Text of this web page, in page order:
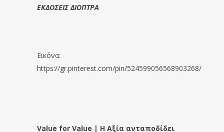
ΕΚΔΟΣΕΙΣ ΔΙΟΠΤΡΑ
Εικόνα:
https://gr.pinterest.com/pin/524599056568903268/
Value for Value | Η Αξία ανταποδίδει